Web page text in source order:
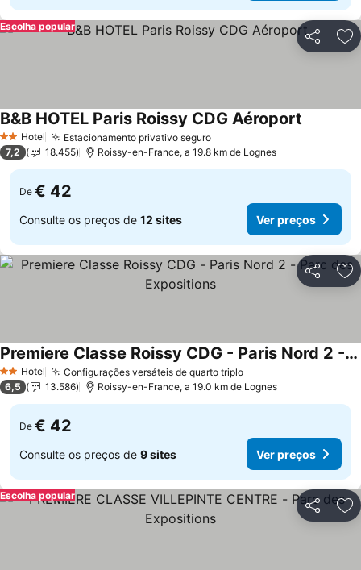
Partilhar
Escolha popular
2 Estrelas
Hotel Estacionamento privativo seguroVer preços
B&B HOTEL Paris Roissy CDG Aéroport
7,2 18.455 Roissy-en-France, a 19.8 km de Lognes
De € 42
Consulte os preços de 12 sites Ver preços
Partilhar
2 Estrelas
Hotel Configurações versáteis de quarto triploVer preços
Premiere Classe Roissy CDG - Paris Nord 2 - Parc des Expositions
Ver preços
6,5 13.586 Roissy-en-France, a 19.0 km de Lognes
De € 42
Consulte os preços de 9 sites Ver preços
Partilhar
Escolha popular